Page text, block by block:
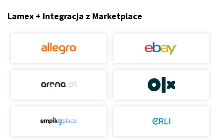
Lamex + Integracja z Marketplace